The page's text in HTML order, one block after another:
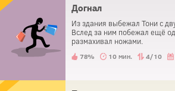
Догнал
Из здания выбежал Тони с
Вслед за ним побежал ещё
размахивал ножами.
78% 10 мин. 4/10